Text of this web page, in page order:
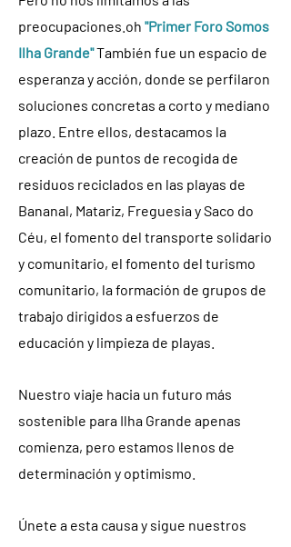
preocupaciones. oh "Primer Foro Somos
Ilha Grande"También fue un espacio de
esperanza y acción, donde se perfilaron
soluciones concretas a corto y mediano
plazo. Entre ellos, destacamos la
creación de puntos de recogida de
residuos reciclados en las playas de
Bananal, Matariz, Freguesia y Saco do
Céu, el fomento del transporte solidario
y comunitario, el fomento del turismo
comunitario, la formación de grupos de
trabajo dirigidos a esfuerzos de
educación y limpieza de playas.
Nuestro viaje hacia un futuro más
sostenible para Ilha Grande apenas
comienza, pero estamos llenos de
determinación y optimismo.
Únete a esta causa y sigue nuestros